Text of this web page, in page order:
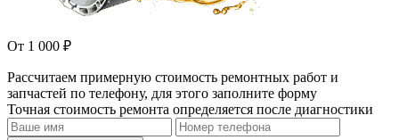
От 1 000 ₽
Рассчитаем примерную стоимость ремонтных работ и
запчастей по телефону, для этого заполните форму
Точная стоимость ремонта определяется после диагностики